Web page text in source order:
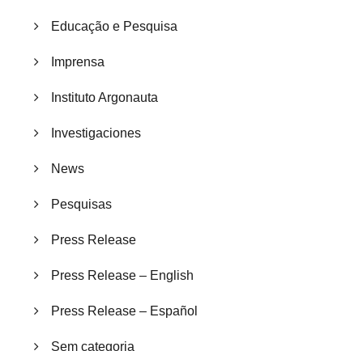
Educação e Pesquisa
Imprensa
Instituto Argonauta
Investigaciones
News
Pesquisas
Press Release
Press Release – English
Press Release – Español
Sem categoria